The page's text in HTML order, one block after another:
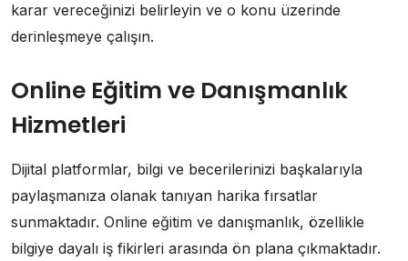
karar vereceğinizi belirleyin ve o konu üzerinde
derinleşmeye çalışın.
Online Eğitim ve Danışmanlık
Hizmetleri
Dijital platformlar, bilgi ve becerilerinizi başkalarıyla
paylaşmanıza olanak tanıyan harika fırsatlar
sunmaktadır. Online eğitim ve danışmanlık, özellikle
bilgiye dayalı iş fikirleri arasında ön plana çıkmaktadır.